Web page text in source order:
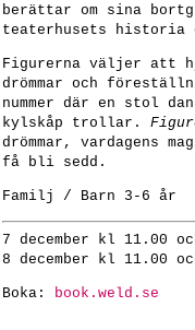
berättar om sina
teaterhusets historia
Figurerna väljer att
drömmar och
nummer där en stol
kylskåp trollar.
drömmar, vardagens
få bli sedd.
Familj / Barn 3-6 år
7 december kl 11.00
8 december kl 11.00
Boka: book.weld.se